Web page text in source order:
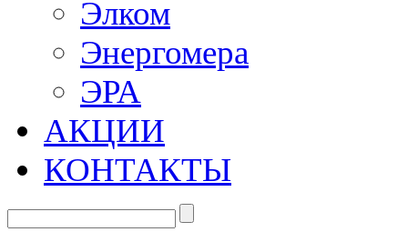
Элком
Энергомера
ЭРА
АКЦИИ
КОНТАКТЫ